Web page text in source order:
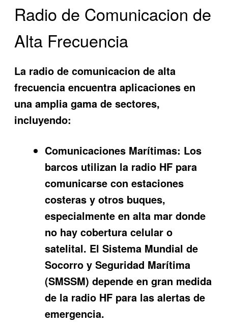
Radio de Comunicacion de
Alta Frecuencia
La radio de comunicacion de alta
frecuencia encuentra aplicaciones en
una amplia gama de sectores,
incluyendo:
Comunicaciones Marítimas: Los
barcos utilizan la radio HF para
comunicarse con estaciones
costeras y otros buques,
especialmente en alta mar donde
no hay cobertura celular o
satelital. El Sistema Mundial de
Socorro y Seguridad Marítima
(SMSSM) depende en gran medida
de la radio HF para las alertas de
emergencia.